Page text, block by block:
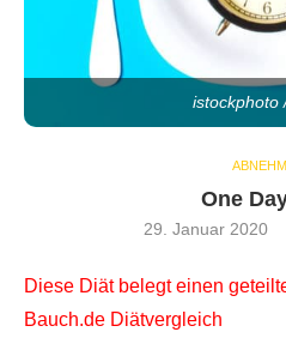
istockphoto
One
29. Januar 2020
Diese Diät belegt einen
Bauch.de Diätvergleich